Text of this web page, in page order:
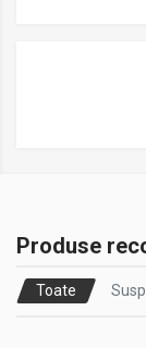
Produse
Toate